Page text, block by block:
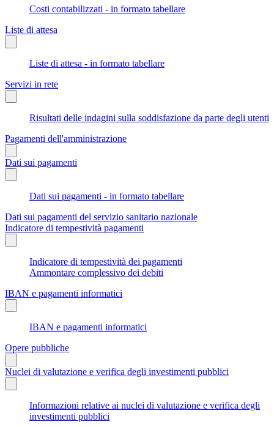
Costi contabilizzati - in formato tabellare
Liste di attesa
Liste di attesa - in formato tabellare
Servizi in rete
Risultati delle indagini sulla soddisfazione da parte degli utenti
Pagamenti dell'amministrazione
Dati sui pagamenti
Dati sui pagamenti - in formato tabellare
Dati sui pagamenti del servizio sanitario nazionale
Indicatore di tempestività pagamenti
Indicatore di tempestività dei pagamenti
Ammontare complessivo dei debiti
IBAN e pagamenti informatici
IBAN e pagamenti informatici
Opere pubbliche
Nuclei di valutazione e verifica degli investimenti pubblici
Informazioni relative ai nuclei di valutazione e verifica degli
investimenti pubblici